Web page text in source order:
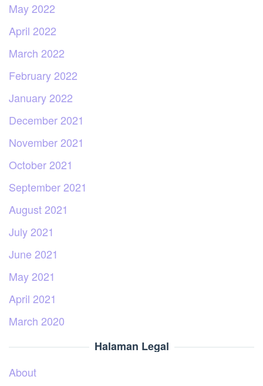
May 2022
April 2022
March 2022
February 2022
January 2022
December 2021
November 2021
October 2021
September 2021
August 2021
July 2021
June 2021
May 2021
April 2021
March 2020
Halaman Legal
About